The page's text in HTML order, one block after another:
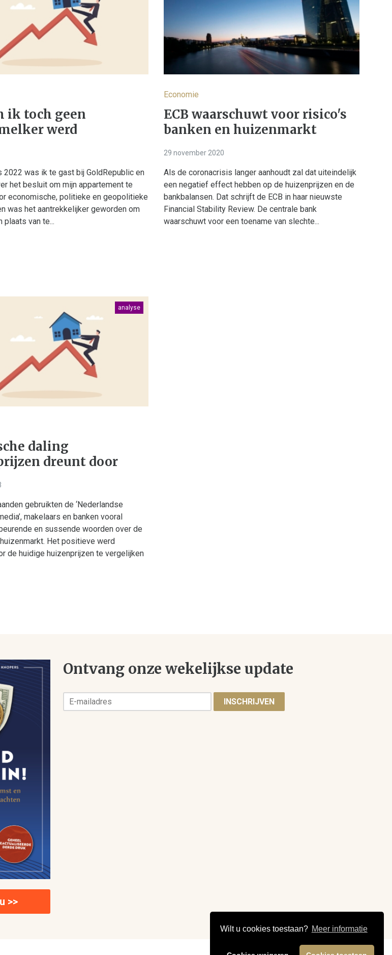
Wilt u cookies toestaan? Meer informatie
ik toch geen
werd
2022 was ik te gast bij GoldRepublic en
het besluit om mijn appartement te
economische, politieke en geopolitieke
was het aantrekkelijker geworden om
plaats van te...
Economie
ECB waarschuwt voor risico's
banken en huizenmarkt
29 november 2020
Als de coronacrisis langer aanhoudt zal dat uiteindelijk
een negatief effect hebben op de huizenprijzen en de
bankbalansen. Dat schrijft de ECB in haar nieuwste
Financial Stability Review. De centrale bank
waarschuwt voor een toename van slechte...
analyse
daling
dreunt door
gebruikten de ‘Nederlandse
makelaars en banken vooral
en sussende woorden over de
Het positieve werd
de huidige huizenprijzen te vergelijken
>>
Ontvang onze wekelijkse update
INSCHRIJVEN